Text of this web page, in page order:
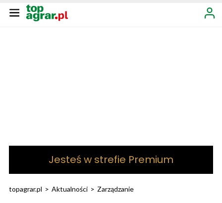
Jesteś w strefie Premium
topagrar.pl > Aktualności > Zarządzanie